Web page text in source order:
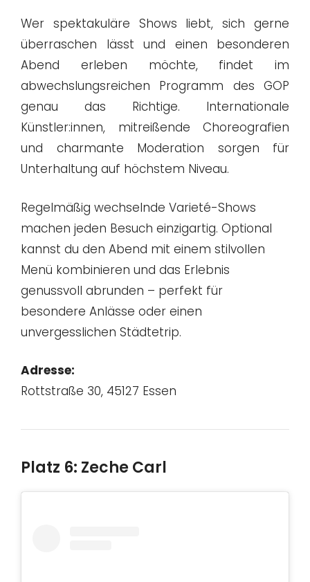
Wer spektakuläre Shows liebt, sich gerne
überraschen lässt und einen besonderen
Abend erleben möchte, findet im
abwechslungsreichen Programm des GOP
genau das Richtige. Internationale
Künstler:innen, mitreißende Choreografien
und charmante Moderation sorgen für
Unterhaltung auf höchstem Niveau.
Regelmäßig wechselnde Varieté-Shows
machen jeden Besuch einzigartig. Optional
kannst du den Abend mit einem stilvollen
Menü kombinieren und das Erlebnis
genussvoll abrunden – perfekt für
besondere Anlässe oder einen
unvergesslichen Städtetrip.
Adresse:
Rottstraße 30, 45127 Essen
Platz 6: Zeche Carl